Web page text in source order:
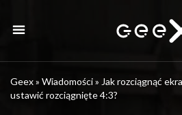
Geex» Wiadomości» Jak rozciągnąć
ustawić rozciągnięte 4:3?